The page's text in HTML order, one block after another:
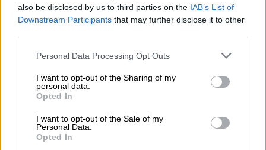
also be disclosed by us to third parties on the IAB’s List of
Downstream Participants that may further disclose it to other
Please note that this website/app uses one or more Google
not limited to your visit or usage behaviour. You may click to
grant or deny consent to Google and its third-party tags to
use your data for below specified purposes in below Google
consent section.
Personal Data Processing Opt Outs
I want to opt-out of the Sharing of my
personal data.
Opted In
I want to opt-out of the Sale of my
Personal Data.
Opted In